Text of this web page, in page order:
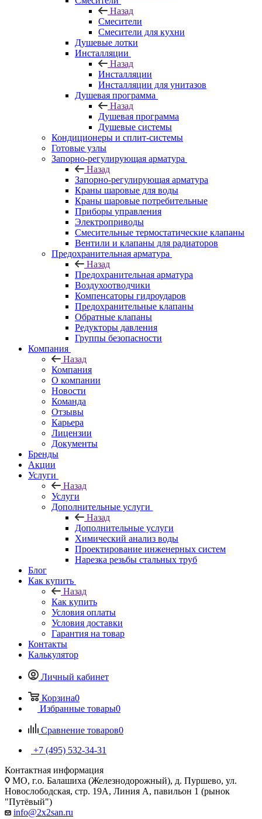
Назад
Смесители
Смесители для кухни
Душевые лотки
Инсталляции
Назад
Инсталляции
Инсталляции для унитазов
Душевая программа
Назад
Душевая программа
Душевые системы
Кондиционеры и сплит-системы
Готовые узлы
Запорно-регулирующая арматура
Назад
Запорно-регулирующая арматура
Краны шаровые для воды
Краны шаровые потребительные
Приборы управления
Электроприводы
Смесительные термостатические клапаны
Вентили и клапаны для радиаторов
Предохранительная арматура
Назад
Предохранительная арматура
Воздухоотводчики
Компенсаторы гидроударов
Предохранительные клапаны
Обратные клапаны
Редукторы давления
Группы безопасности
Компания
Назад
Компания
О компании
Новости
Команда
Отзывы
Карьера
Лицензии
Документы
Бренды
Акции
Услуги
Назад
Услуги
Дополнительные услуги
Назад
Дополнительные услуги
Химический анализ воды
Проектирование инженерных систем
Нарезка резьбы стальных труб
Блог
Как купить
Назад
Как купить
Условия оплаты
Условия доставки
Гарантия на товар
Контакты
Калькулятор
Личный кабинет
Корзина0
Избранные товары0
Сравнение товаров0
+7 (495) 532‑34‑31
Контактная информация
МО, г.о. Балашиха (Железнодорожный), д. Пуршево, ул.
Новослободская, стр. 19А, Линия А, павильон 1 (рынок
"Путёвый")
info@2x2san.ru